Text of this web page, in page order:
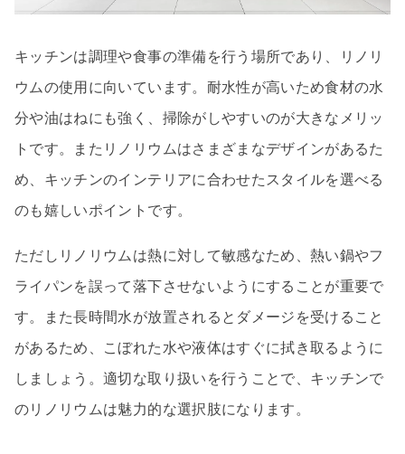
キッチンは調理や食事の準備を行う場所であり、リノリ
ウムの使用に向いています。耐水性が高いため食材の水
分や油はねにも強く、掃除がしやすいのが大きなメリッ
トです。またリノリウムはさまざまなデザインがあるた
め、キッチンのインテリアに合わせたスタイルを選べる
のも嬉しいポイントです。
ただしリノリウムは熱に対して敏感なため、熱い鍋やフ
ライパンを誤って落下させないようにすることが重要で
す。また長時間水が放置されるとダメージを受けること
があるため、こぼれた水や液体はすぐに拭き取るように
しましょう。適切な取り扱いを行うことで、キッチンで
のリノリウムは魅力的な選択肢になります。